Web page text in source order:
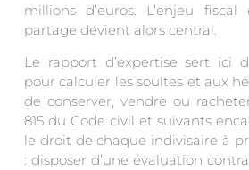
millions d’euros. L’enjeu
partage devient alors central.
Le rapport d’expertise sert ici
pour calculer les soultes et aux
de conserver, vendre ou
815 du Code civil et suivants
le droit de chaque indivisaire à
: disposer d’une évaluation